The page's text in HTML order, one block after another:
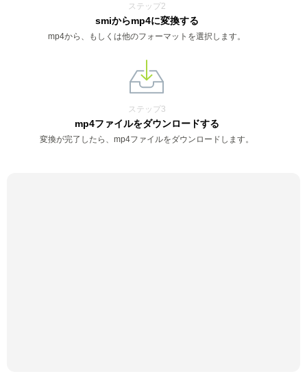
ステップ2
smiからmp4に変換する
mp4から、もしくは他のフォーマットを選択します。
ステップ3
mp4ファイルをダウンロードする
変換が完了したら、mp4ファイルをダウンロードします。